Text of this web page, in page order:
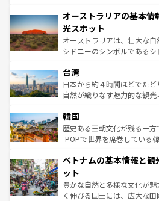
文化が魅力。旅行者はアメリ
しみながら、その多様性と豊
るだろう。車でのロードトリ
ならではの贅沢な旅のスタイルだ。 なお、新
情報は コンテンツ一覧 を参照
ワイ島は見逃せない。また、
島だが、静かな自然を求める
おすすめ。エメラルドグリー
文化や歴史が息づいている
人々、おいしいローカルフー
ク、伝統的なフラダンスな
っている。訪れるたびに新し
はコンテンツ一覧
オーストラリアの基本
光スポット
オーストラリアは、壮大な自
シドニーのシンボルである
リアリーフや大陸中央部にそ
ク）、タスマニアの美しい
ど、見どころがたくさん。
いる。アクティビティも充実
ビング、ハイキングなど、
い。オーストラリアの多彩
参照してほしい。
台湾
日本から約４時間ほどでた
自然が織りなす魅力的な観
ン）、静ひつな山岳地帯であ
と山間の静けさが共存して
驚きをもたらしてくれる。
容にもいいと評判のスイーツ
照してほしい。
韓国
歴史ある王朝文化が残る一
-POPで世界を席巻している
き、地方に足を延ばせば四季
できる。そして、キムチや焼
まで、さまざまな韓国料理
らではのナイトライフも堪
ベトナムの基本情報と
ット
豊かな自然と多様な文化が
く伸びる国土には、広大な